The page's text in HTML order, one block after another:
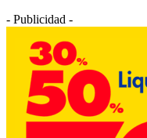
- Publicidad -